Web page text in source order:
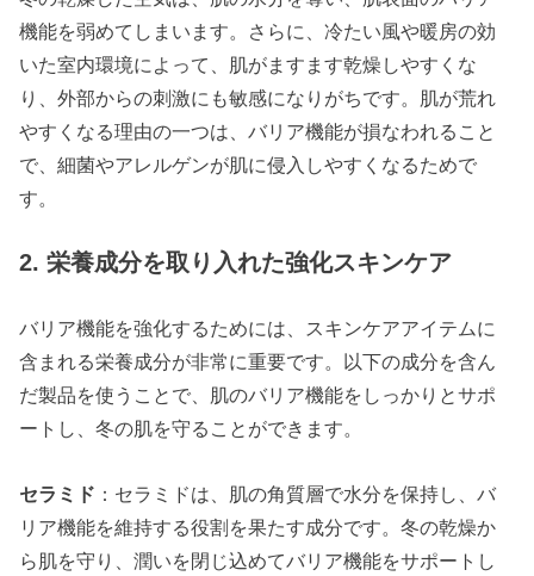
機能を弱めてしまいます。さらに、冷たい風や暖房の効
いた室内環境によって、肌がますます乾燥しやすくな
り、外部からの刺激にも敏感になりがちです。肌が荒れ
やすくなる理由の一つは、バリア機能が損なわれること
で、細菌やアレルゲンが肌に侵入しやすくなるためで
す。
2. 栄養成分を取り入れた強化スキンケア
バリア機能を強化するためには、スキンケアアイテムに
含まれる栄養成分が非常に重要です。以下の成分を含ん
だ製品を使うことで、肌のバリア機能をしっかりとサポ
ートし、冬の肌を守ることができます。
セラミド ：セラミドは、肌の角質層で水分を保持し、バ
リア機能を維持する役割を果たす成分です。冬の乾燥か
ら肌を守り、潤いを閉じ込めてバリア機能をサポートし